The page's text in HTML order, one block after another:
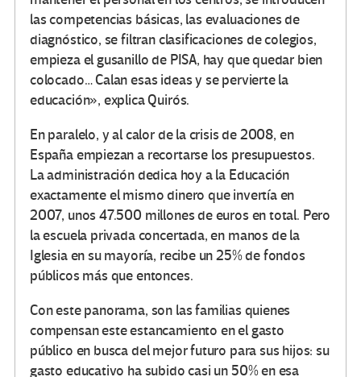
las competencias básicas, las evaluaciones de
diagnóstico, se filtran clasificaciones de colegios,
empieza el gusanillo de PISA, hay que quedar bien
colocado… Calan esas ideas y se pervierte la
educación», explica Quirós.
En paralelo, y al calor de la crisis de 2008, en
España empiezan a recortarse los presupuestos.
La administración dedica hoy a la Educación
exactamente el mismo dinero que invertía en
2007, unos 47.500 millones de euros en total. Pero
la escuela privada concertada, en manos de la
Iglesia en su mayoría, recibe un 25% de fondos
públicos más que entonces.
Con este panorama, son las familias quienes
compensan este estancamiento en el gasto
público en busca del mejor futuro para sus hijos: su
gasto educativo ha subido casi un 50% en esa